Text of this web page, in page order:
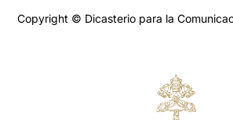
Copyright © Dicasterio para la